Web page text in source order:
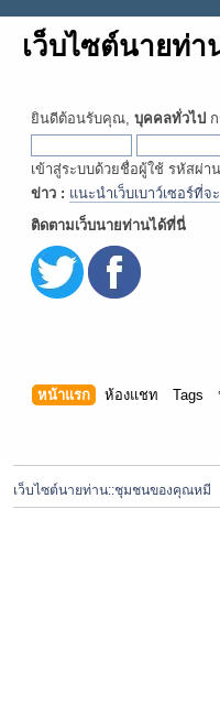
เว็บไซต์นายท่
ยินดีต้อนรับคุณ, บุคคลทั่วไป
เข้าสู่ระบบด้วยชื่อผู้ใช้ รหัสผ่า
ข่าว : แนะนำเว็บเบาว์เซอร์ที่จ
ติดตามเว็บนายท่านได้ที่นี่
หน้าแรก ห้องแชท Tags
เว็บไซต์นายท่าน::ชุมชนของคุณหมี